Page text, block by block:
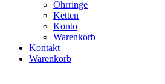
Ohrringe
Ketten
Konto
Warenkorb
Kontakt
Warenkorb